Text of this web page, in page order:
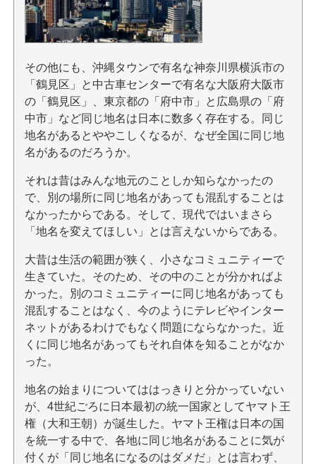
その他にも、沖縄タウンで有名な神奈川県横浜市の
「鶴見区」と中古車センターで有名な大阪府大阪市
の「鶴見区」、東京都の「府中市」と広島県の「府
中市」など同じ地名は日本に数多く存在する。同じ
地名があるとややこしくなるが、なぜ全国に同じ地
名があるのだろうか。
それは昔はみんな地元のことしか知らなかったの
で、別の場所に同じ地名があっても混乱することは
なかったからである。そして、現代ではいまさら
「地名を変えてほしい」とは言えないからである。
大昔は生活の範囲が狭く、小さなコミュニティーで
生きていた。そのため、その中のことが分かればよ
かった。別のコミュニティーに同じ地名があっても
混乱することはなく、今のようにテレビやインター
ネットがあるわけでもなく問題にならなかった。近
くに同じ地名があってもそれ自体を知ることがなか
った。
地名の始まりについてははっきりと分かっていない
が、4世紀ごろに日本最初の統一国家としてヤマト王
権（大和王朝）が誕生した。ヤマト王権は日本の国
を統一する中で、各地に同じ地名があることに気が
付くが「同じ地名になるのはダメだ」とは言わず、